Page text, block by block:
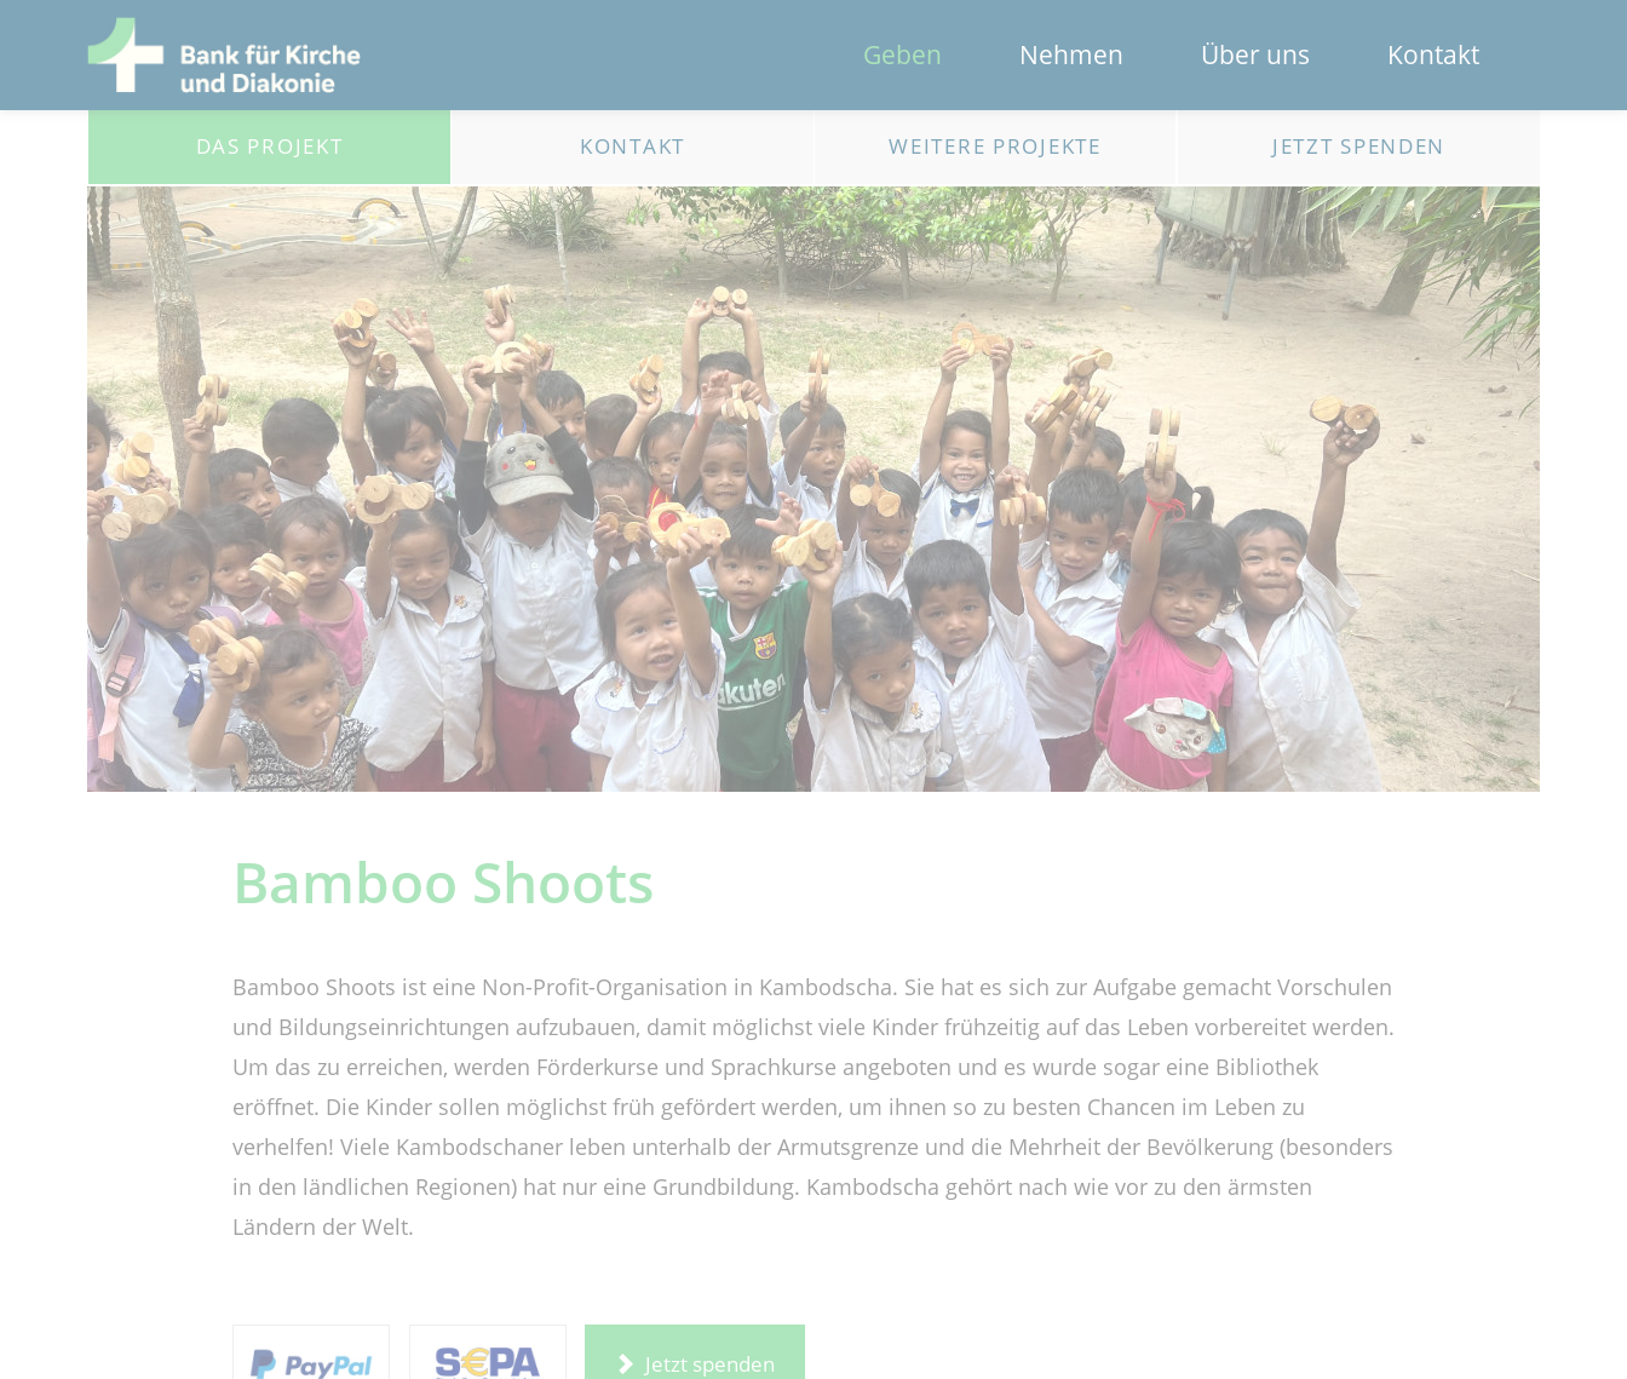
Geben Nehmen Über uns
Das Spendenportal
Die Bank
Das Team
Erklärfilme
Registrierung für Institutionen
Kontakt
DAS PROJEKT KONTAKT WEITERE PROJEKTE JETZT SPENDEN
Bamboo Shoots
Bamboo Shoots ist eine Non-Profit-Organisation in Kambodscha. Sie hat es sich zur Aufgabe gemacht Vorschulen
und Bildungseinrichtungen aufzubauen, damit möglichst viele Kinder frühzeitig auf das Leben vorbereitet werden.
Um das zu erreichen, werden Förderkurse und Sprachkurse angeboten und es wurde sogar eine Bibliothek
eröffnet. Die Kinder sollen möglichst früh gefördert werden, um ihnen so zu besten Chancen im Leben zu
verhelfen! Viele Kambodschaner leben unterhalb der Armutsgrenze und die Mehrheit der Bevölkerung (besonders
in den ländlichen Regionen) hat nur eine Grundbildung. Kambodscha gehört nach wie vor zu den ärmsten
Ländern der Welt.
Jetzt spenden